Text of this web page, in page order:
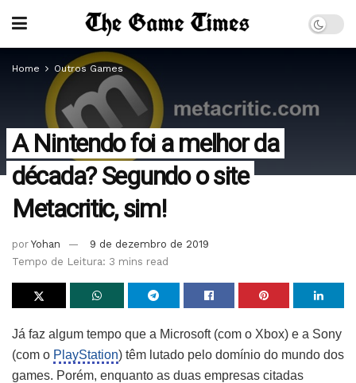
Home Outros Games
A Nintendo foi a melhor da
década? Segundo o site
Metacritic, sim!
por Yohan
9 de dezembro de 2019
Tempo de Leitura: 3 mins read
Já faz algum tempo que a Microsoft (com o Xbox) e a Sony
(com o PlayStation) têm lutado pelo domínio do mundo dos
games. Porém, enquanto as duas empresas citadas